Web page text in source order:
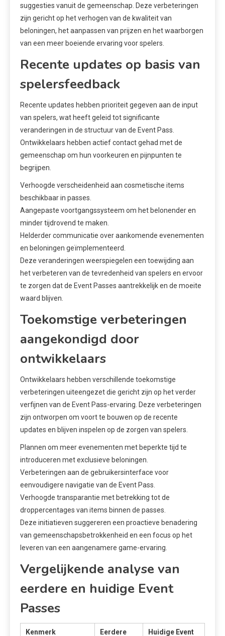
suggesties vanuit de gemeenschap. Deze verbeteringen
zijn gericht op het verhogen van de kwaliteit van
beloningen, het aanpassen van prijzen en het waarborgen
van een meer boeiende ervaring voor spelers.
Recente updates op basis van
spelersfeedback
Recente updates hebben prioriteit gegeven aan de input
van spelers, wat heeft geleid tot significante
veranderingen in de structuur van de Event Pass.
Ontwikkelaars hebben actief contact gehad met de
gemeenschap om hun voorkeuren en pijnpunten te
begrijpen.
Verhoogde verscheidenheid aan cosmetische items
beschikbaar in passes.
Aangepaste voortgangssysteem om het belonender en
minder tijdrovend te maken.
Helderder communicatie over aankomende evenementen
en beloningen geïmplementeerd.
Deze veranderingen weerspiegelen een toewijding aan
het verbeteren van de tevredenheid van spelers en ervoor
te zorgen dat de Event Passes aantrekkelijk en de moeite
waard blijven.
Toekomstige verbeteringen
aangekondigd door
ontwikkelaars
Ontwikkelaars hebben verschillende toekomstige
verbeteringen uiteengezet die gericht zijn op het verder
verfijnen van de Event Pass-ervaring. Deze verbeteringen
zijn ontworpen om voort te bouwen op de recente
updates en blijven inspelen op de zorgen van spelers.
Plannen om meer evenementen met beperkte tijd te
introduceren met exclusieve beloningen.
Verbeteringen aan de gebruikersinterface voor
eenvoudigere navigatie van de Event Pass.
Verhoogde transparantie met betrekking tot de
droppercentages van items binnen de passes.
Deze initiatieven suggereren een proactieve benadering
van gemeenschapsbetrokkenheid en een focus op het
leveren van een aangenamere game-ervaring.
Vergelijkende analyse van
eerdere en huidige Event
Passes
Kenmerk Eerdere Huidige Event